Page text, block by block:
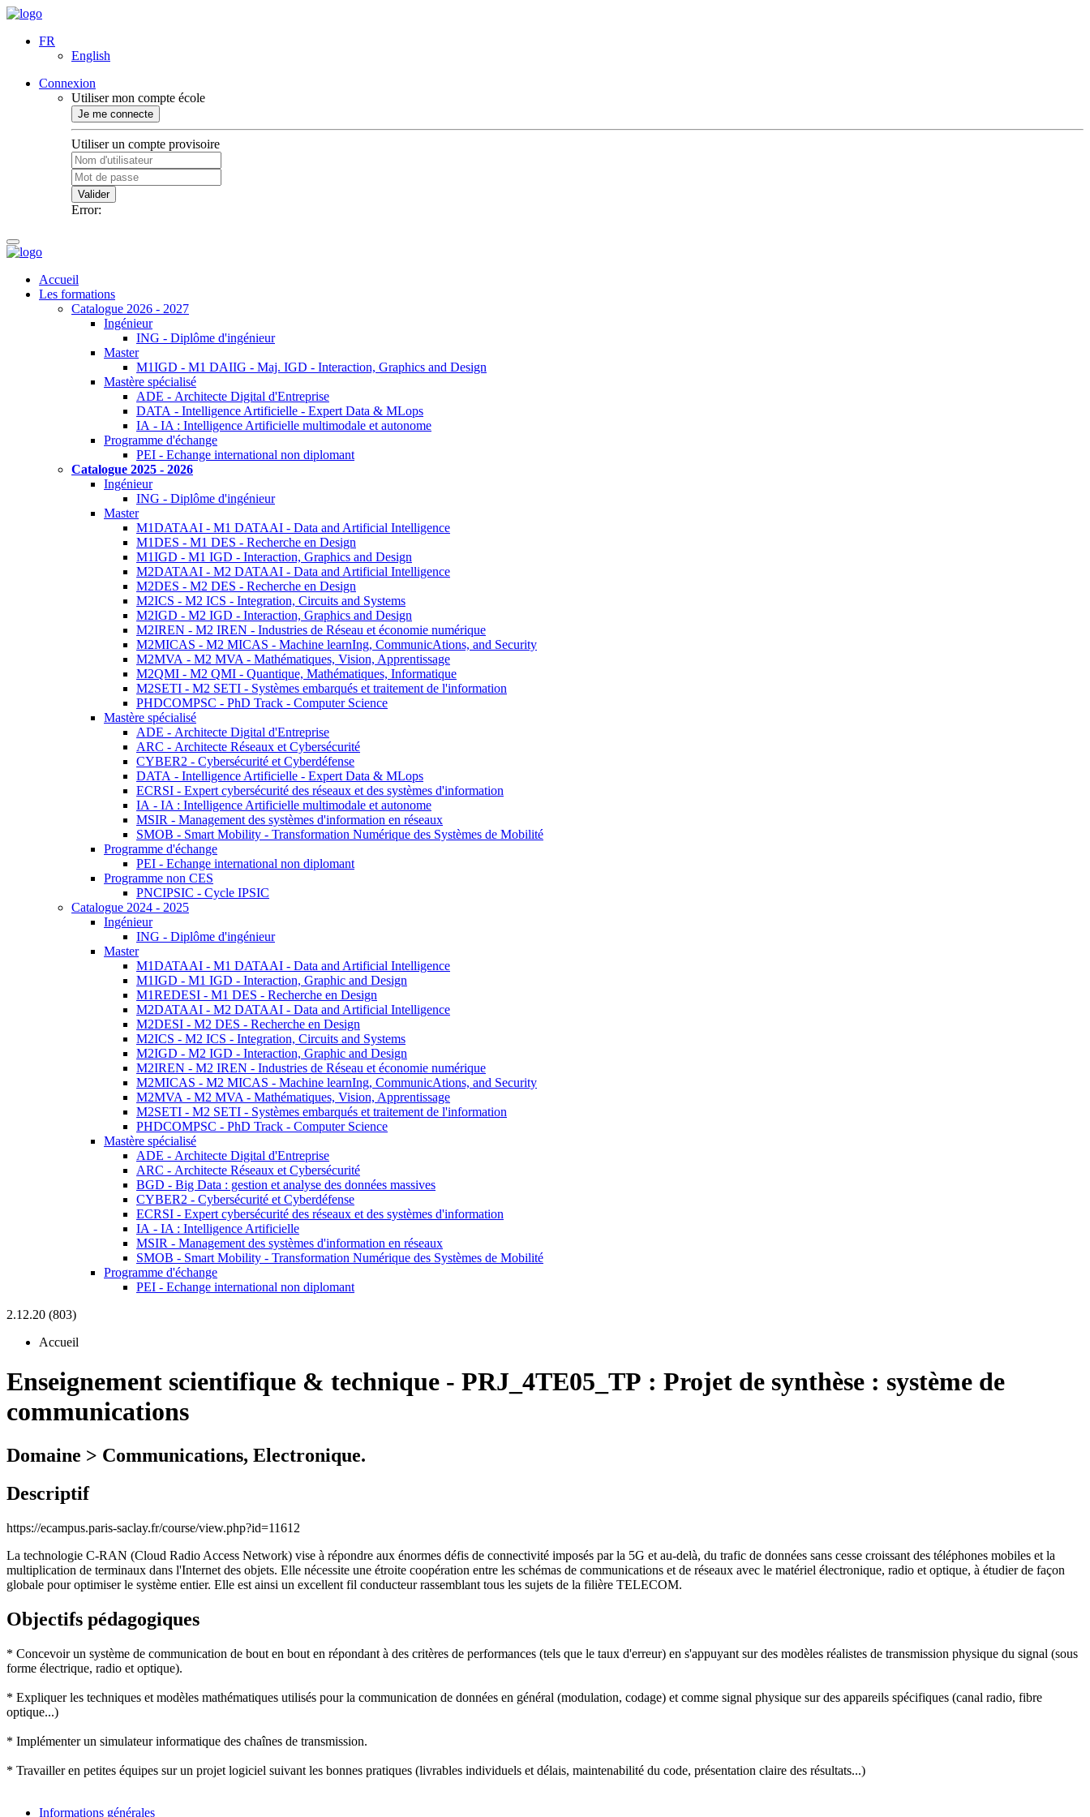
FR
English
Connexion
Utiliser mon compte école
Je me connecte
Utiliser un compte provisoire
Valider
Error:
Accueil
Les formations
Catalogue 2026 - 2027
Ingénieur
ING - Diplôme d'ingénieur
Master
M1IGD - M1 DAIIG - Maj. IGD - Interaction, Graphics and Design
Mastère spécialisé
ADE - Architecte Digital d'Entreprise
DATA - Intelligence Artificielle - Expert Data & MLops
IA - IA : Intelligence Artificielle multimodale et autonome
Programme d'échange
PEI - Echange international non diplomant
Catalogue 2025 - 2026
Ingénieur
ING - Diplôme d'ingénieur
Master
M1DATAAI - M1 DATAAI - Data and Artificial Intelligence
M1DES - M1 DES - Recherche en Design
M1IGD - M1 IGD - Interaction, Graphics and Design
M2DATAAI - M2 DATAAI - Data and Artificial Intelligence
M2DES - M2 DES - Recherche en Design
M2ICS - M2 ICS - Integration, Circuits and Systems
M2IGD - M2 IGD - Interaction, Graphics and Design
M2IREN - M2 IREN - Industries de Réseau et économie numérique
M2MICAS - M2 MICAS - Machine learnIng, CommunicAtions, and Security
M2MVA - M2 MVA - Mathématiques, Vision, Apprentissage
M2QMI - M2 QMI - Quantique, Mathématiques, Informatique
M2SETI - M2 SETI - Systèmes embarqués et traitement de l'information
PHDCOMPSC - PhD Track - Computer Science
Mastère spécialisé
ADE - Architecte Digital d'Entreprise
ARC - Architecte Réseaux et Cybersécurité
CYBER2 - Cybersécurité et Cyberdéfense
DATA - Intelligence Artificielle - Expert Data & MLops
ECRSI - Expert cybersécurité des réseaux et des systèmes d'information
IA - IA : Intelligence Artificielle multimodale et autonome
MSIR - Management des systèmes d'information en réseaux
SMOB - Smart Mobility - Transformation Numérique des Systèmes de Mobilité
Programme d'échange
PEI - Echange international non diplomant
Programme non CES
PNCIPSIC - Cycle IPSIC
Catalogue 2024 - 2025
Ingénieur
ING - Diplôme d'ingénieur
Master
M1DATAAI - M1 DATAAI - Data and Artificial Intelligence
M1IGD - M1 IGD - Interaction, Graphic and Design
M1REDESI - M1 DES - Recherche en Design
M2DATAAI - M2 DATAAI - Data and Artificial Intelligence
M2DESI - M2 DES - Recherche en Design
M2ICS - M2 ICS - Integration, Circuits and Systems
M2IGD - M2 IGD - Interaction, Graphic and Design
M2IREN - M2 IREN - Industries de Réseau et économie numérique
M2MICAS - M2 MICAS - Machine learnIng, CommunicAtions, and Security
M2MVA - M2 MVA - Mathématiques, Vision, Apprentissage
M2SETI - M2 SETI - Systèmes embarqués et traitement de l'information
PHDCOMPSC - PhD Track - Computer Science
Mastère spécialisé
ADE - Architecte Digital d'Entreprise
ARC - Architecte Réseaux et Cybersécurité
BGD - Big Data : gestion et analyse des données massives
CYBER2 - Cybersécurité et Cyberdéfense
ECRSI - Expert cybersécurité des réseaux et des systèmes d'information
IA - IA : Intelligence Artificielle
MSIR - Management des systèmes d'information en réseaux
SMOB - Smart Mobility - Transformation Numérique des Systèmes de Mobilité
Programme d'échange
PEI - Echange international non diplomant
2.12.20 (803)
Accueil
Enseignement scientifique & technique - PRJ_4TE05_TP : Projet de synthèse : système de
communications
Domaine > Communications, Electronique.
Descriptif
https://ecampus.paris-saclay.fr/course/view.php?id=11612
La technologie C-RAN (Cloud Radio Access Network) vise à répondre aux énormes défis de connectivité imposés par la 5G et au-delà, du trafic de données sans cesse croissant des téléphones mobiles et la
multiplication de terminaux dans l'Internet des objets. Elle nécessite une étroite coopération entre les schémas de communications et de réseaux avec le matériel électronique, radio et optique, à étudier de façon
globale pour optimiser le système entier. Elle est ainsi un excellent fil conducteur rassemblant tous les sujets de la filière TELECOM.
Objectifs pédagogiques
* Concevoir un système de communication de bout en bout en répondant à des critères de performances (tels que le taux d'erreur) en s'appuyant sur des modèles réalistes de transmission physique du signal (sous
forme électrique, radio et optique).
* Expliquer les techniques et modèles mathématiques utilisés pour la communication de données en général (modulation, codage) et comme signal physique sur des appareils spécifiques (canal radio, fibre
optique...)
* Implémenter un simulateur informatique des chaînes de transmission.
* Travailler en petites équipes sur un projet logiciel suivant les bonnes pratiques (livrables individuels et délais, maintenabilité du code, présentation claire des résultats...)
Informations générales